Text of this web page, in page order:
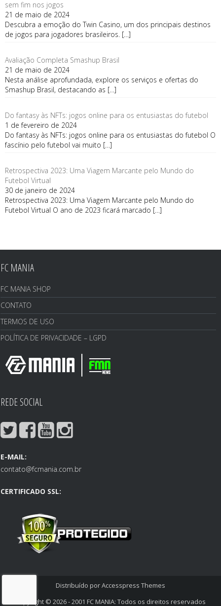
sem fim nos jogos
21 de maio de 2024
Descubra a emoção do Twin Casino, um dos principais destinos
de jogos para jogadores brasileiros. […]
Avaliação Completa Smashup Brasil
21 de maio de 2024
Nesta análise aprofundada, explore os serviços e ofertas do
Smashup Brasil, destacando as […]
Do fantasy às NFTs: jogos online para os entusiastas do futebol
1 de fevereiro de 2024
Do fantasy às NFTs: jogos online para os entusiastas do futebol O
fascínio pelo futebol vai muito […]
Retrospectiva 2023: Uma Viagem Marcante pelo Mundo do
Futebol Virtual
30 de janeiro de 2024
Retrospectiva 2023: Uma Viagem Marcante pelo Mundo do
Futebol Virtual O ano de 2023 ficará marcado […]
FC MANIA
FC MANIA SHOP
CONTATO
TERMOS DE USO
POLÍTICA DE PRIVACIDADE – LGPD
REDE SOCIAL
E-MAIL:
contato@fcmania.com.br
CERTIFICADO SSL:
Distribuído porAccesspress Themes
Copyright © 2026- 2001 FC MANIA: Todos os direitos reservados